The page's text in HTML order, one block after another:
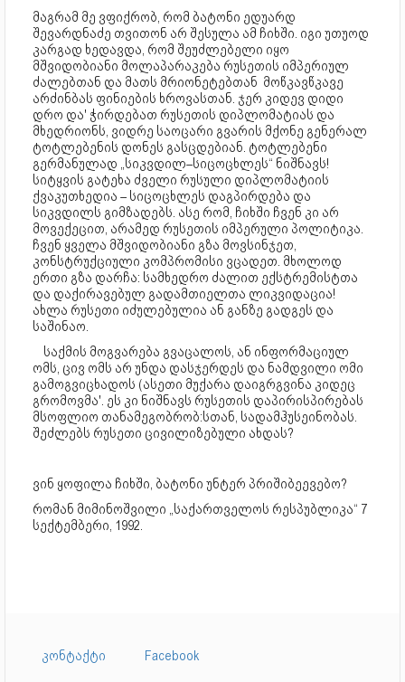
მაგრამ მე ვფიქრობ, რომ ბატონი ედუარდ
შევარდნაძე თვითონ არ შესულა ამ ჩიხში. იგი უთუოდ
კარგად ხედავდა, რომ შეუძლებელი იყო
მშვიდობიანი მოლაპარაკება რუსეთის იმპერიულ
ძალებთან და მათს მრიონეტებთან მოწკავწკავე
არძინბას ფინიების ხროვასთან. ჯერ კიდევ დიდი
დრო და' ჭირდებათ რუსეთის დიპლომატიას და
მხედრიონს, ვიდრე საოცარი გვარის მქონე გენერალ
ტოტლებენის დონეს გასცდებიან. ტოტლებენი
გერმანულად „სიკვდილ–სიცოცხლეს“ ნიშნავს!
სიტყვის გატეხა ძველი რუსული დიპლომატიის
ქვაკუთხედია – სიცოცხლეს დაგპირდება და
სიკვდილს გიმზადებს. ასე რომ, ჩიხში ჩვენ კი არ
მოვექეცით, არამედ რუსეთის იმპერული პოლიტიკა.
ჩვენ ყველა მშვიდობიანი გზა მოვსინჯეთ,
კონსტრუქციული კომპრომისი ვცადეთ. მხოლოდ
ერთი გზა დარჩა: სამხედრო ძალით ექსტრემისტთა
და დაქირავებულ გადამთიელთა ლიკვიდაცია!
ახლა რუსეთი იძულებულია ან განზე გადგეს და
საშინაო.
საქმის მოგვარება გვაცალოს, ან ინფორმაციულ
ომს, ცივ ომს არ უნდა დასჯერდეს და ნამდვილი ომი
გამოგვიცხადოს (ასეთი მუქარა დაიგრგვინა კიდეც
გრომოვმა'. ეს კი ნიშნავს რუსეთის დაპირისპირებას
მსოფლიო თანამეგობრობ:სთან, სადამჰუსეინობას.
შეძლებს რუსეთი ცივილიზებული ახდას?
ვინ ყოფილა ჩიხში, ბატონი უნტერ პრიშიბეევებო?
რომან მიმინოშვილი „საქართველოს რესპუბლიკა“ 7
სექტემბერი, 1992.
კონტაქტი
Facebook